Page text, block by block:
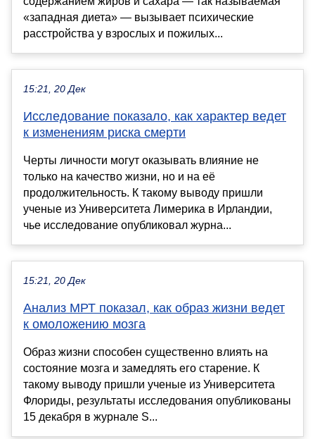
«западная диета» — вызывает психические
расстройства у взрослых и пожилых...
15:21, 20 Дек
Исследование показало, как характер ведет
к изменениям риска смерти
Черты личности могут оказывать влияние не
только на качество жизни, но и на её
продолжительность. К такому выводу пришли
ученые из Университета Лимерика в Ирландии,
чье исследование опубликовал журна...
15:21, 20 Дек
Анализ МРТ показал, как образ жизни ведет
к омоложению мозга
Образ жизни способен существенно влиять на
состояние мозга и замедлять его старение. К
такому выводу пришли ученые из Университета
Флориды, результаты исследования опубликованы
15 декабря в журнале S...